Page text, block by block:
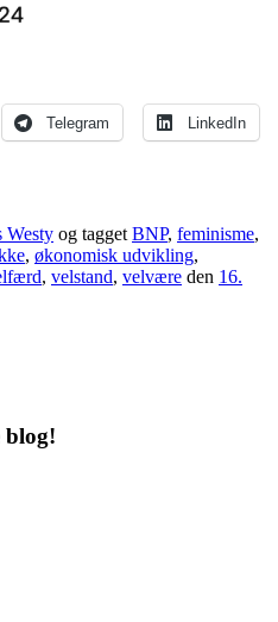
Telegram LinkedIn
Westy og tagget BNP, feminisme,
, økonomisk udvikling,
, velstand, velvære den 16.
blog!